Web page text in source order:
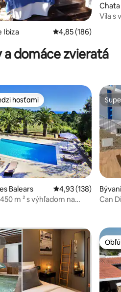
z 5, počet hodnotení: 272
Ibiza Priemerné
4,85 (186)
sa
Vila s
domáce zvieratá
z 5, počet hodnotení: 20
hosťami
hosťami
Balears Priemerné
4,93 (138)
m ² s výhľadom na
e sa
Can